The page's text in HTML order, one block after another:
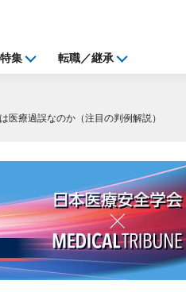
集 転職／継承
医療過誤なのか（注目の判例解説）